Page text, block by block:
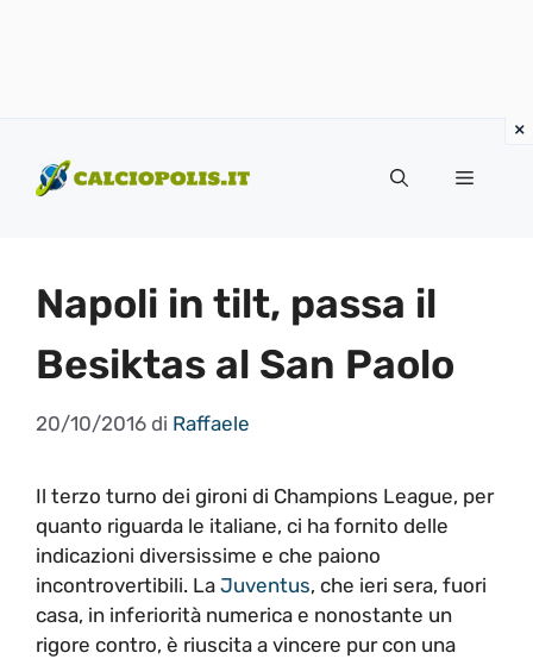
contenuto
Menu
Napoli in tilt, passa il
Besiktas al San Paolo
20/10/2016 di Raffaele
Il terzo turno dei gironi di Champions League, per
quanto riguarda le italiane, ci ha fornito delle
indicazioni diversissime e che paiono
incontrovertibili. La Juventus, che ieri sera, fuori
casa, in inferiorità numerica e nonostante un
rigore contro, è riuscita a vincere pur con una